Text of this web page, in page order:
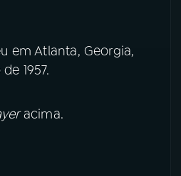
em Atlanta, Georgia,
1957.
acima.